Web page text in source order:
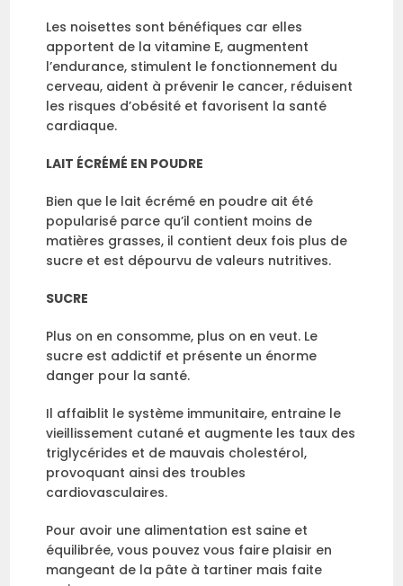
Les noisettes sont bénéfiques car elles
apportent de la vitamine E, augmentent
l’endurance, stimulent le fonctionnement du
cerveau, aident à prévenir le cancer, réduisent
les risques d’obésité et favorisent la santé
cardiaque.
LAIT ÉCRÉMÉ EN POUDRE
Bien que le lait écrémé en poudre ait été
popularisé parce qu’il contient moins de
matières grasses, il contient deux fois plus de
sucre et est dépourvu de valeurs nutritives.
SUCRE
Plus on en consomme, plus on en veut. Le
sucre est addictif et présente un énorme
danger pour la santé.
Il affaiblit le système immunitaire, entraine le
vieillissement cutané et augmente les taux des
triglycérides et de mauvais cholestérol,
provoquant ainsi des troubles
cardiovasculaires.
Pour avoir une alimentation est saine et
équilibrée, vous pouvez vous faire plaisir en
mangeant de la pâte à tartiner mais faite